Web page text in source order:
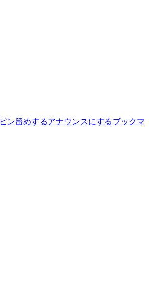
ピン留めするアナウンスにするブックマ